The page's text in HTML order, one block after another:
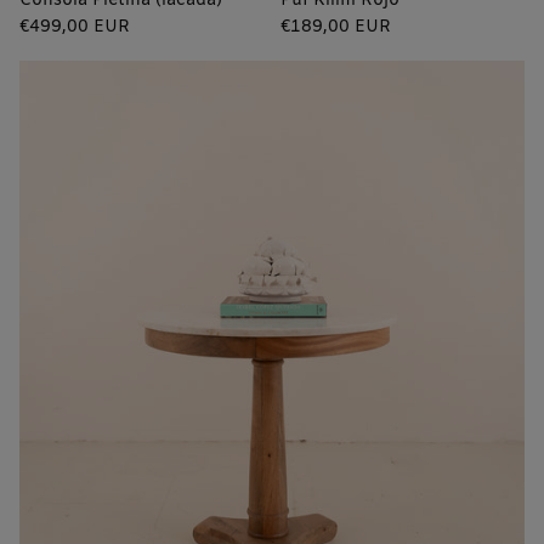
Precio
€499,00 EUR
Precio
€189,00 EUR